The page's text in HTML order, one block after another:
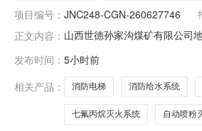
项目编号： JNC248-CGN-260627746
正文内容： 山西世德孙家沟煤矿有限公司
号批准，项目资金来源为安全
发布时间： 5小时前
相关产品：
消防电梯 消防给水系统
七氟丙烷灭火系统 自动喷粉